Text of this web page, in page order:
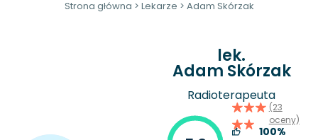
Strona główna > Lekarze > Adam Skórzak
lek.
Adam Skórzak
Radioterapeuta
(23
oceny)
100%